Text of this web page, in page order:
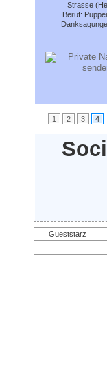
Strasse
Beruf:
1 2 3 4